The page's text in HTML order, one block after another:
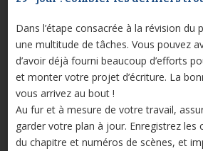
Dans l’étape consacrée à la révision du
une multitude de tâches. Vous pouvez
d’avoir déjà fourni beaucoup d’efforts
et monter votre projet d’écriture. La
vous arrivez au bout !
Au fur et à mesure de votre travail,
garder votre plan à jour. Enregistrez les
du chapitre et numéros de scènes, et